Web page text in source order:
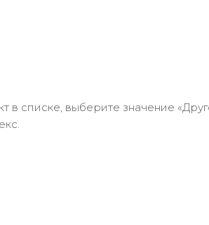
в списке, выберите значение